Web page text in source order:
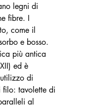
legni di
fibre. I
come il
e bosso.
più antica
ed è
di
tavolette di
al